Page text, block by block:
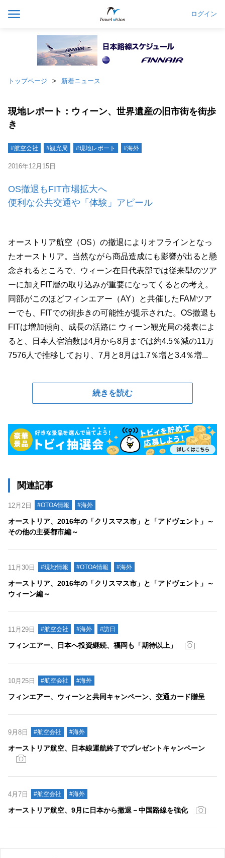
ログイン
トップページ 新着ニュース
現地レポート：ウィーン、世界遺産の旧市街を街歩
き
#航空会社 #観光局 #現地レポート #海外
2016年12月15日
OS撤退もFIT市場拡大へ
便利な公共交通や「体験」アピール
オーストリア航空（OS）の撤退によりオフラインとなっ
たオーストリア。当然ながら商品造成にも影響が出ると懸
念されるところで、ウィーン在日代表部では従来型のツア
ーに加えFIT層の取り込みが重要になってくるとの考え。
同部がこのほどフィンエアー（AY）と共催したFAMツア
ーでも、FITでの街歩きの可能性が提示された。OS撤退も
FITは増加傾向、成長の活路に ウィーン観光局の発表によ
ると、日本人宿泊数は4月から8月までは約4.5％減の11万
7576人で推移しており、7月と8月は1.7％増と3.4％増...
続きを読む
関連記事
12月2日 #OTOA情報 #海外
オーストリア、2016年の「クリスマス市」と「アドヴェント」～
その他の主要都市編～
11月30日 #現地情報 #OTOA情報 #海外
オーストリア、2016年の「クリスマス市」と「アドヴェント」～
ウィーン編～
11月29日 #航空会社 #海外 #訪日
フィンエアー、日本へ投資継続、福岡も「期待以上」
10月25日 #航空会社 #海外
フィンエアー、ウィーンと共同キャンペーン、交通カード贈呈
9月8日 #航空会社 #海外
オーストリア航空、日本線運航終了でプレゼントキャンペーン
4月7日 #航空会社 #海外
オーストリア航空、9月に日本から撤退－中国路線を強化